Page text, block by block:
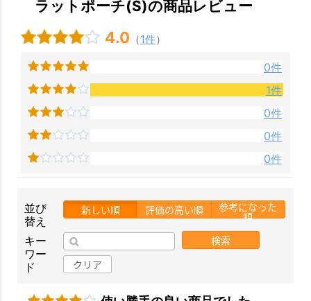
お買い物を続ける カートへ進む
ラットポーチ(S)の商品レビュー
4.0 （1件）
0件
1件
0件
0件
0件
並び
替え
新しい順 評価の高い順 参考になった
順
キー
ワー
ド
検索
クリア